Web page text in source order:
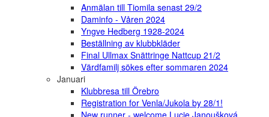
Anmälan till Tiomila senast 29/2
Daminfo - Våren 2024
Yngve Hedberg 1928-2024
Beställning av klubbkläder
Final Ullmax Snättringe Nattcup 21/2
Värdfamilj sökes efter sommaren 2024
Januari
Klubbresa till Örebro
Registration for Venla/Jukola by 28/1!